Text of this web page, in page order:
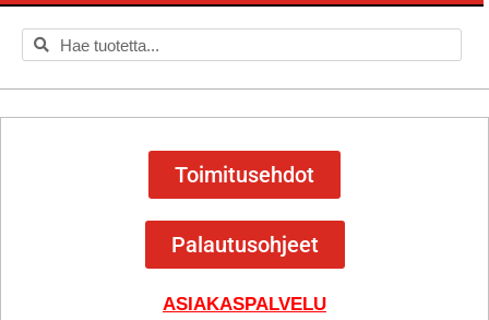
Toimitusehdot
Palautusohjeet
ASIAKASPALVELU